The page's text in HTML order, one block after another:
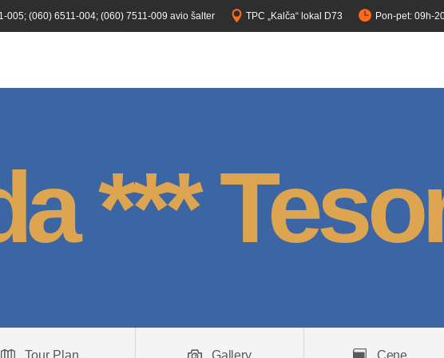
005; (060) 6511-004; (060) 7511-009 avio šalter TPC „Kalča“ lokal D73 Pon-pet: 09h-
***
Tour Plan Gallery Cene